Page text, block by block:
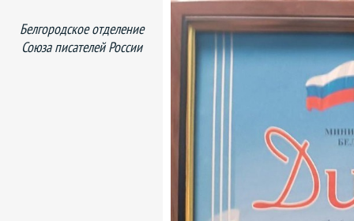
Белгородское отделение
Союза писателей России